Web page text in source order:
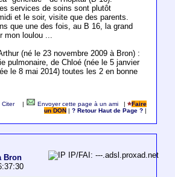
services de soins sont plutôt
et le soir, visite que des parents.
que une des fois, au B 16, la grand
mon loulou ...
(né le 23 novembre 2009 à Bron) :
pulmonaire, de Chloé (née le 5 janvier
le 8 mai 2014) toutes les 2 en bonne
Citer Envoyer cette page à un ami |
Faire
un DON
|? Retour Haut de Page ?
Bron
IP/FAI: ---.adsl.proxad.net